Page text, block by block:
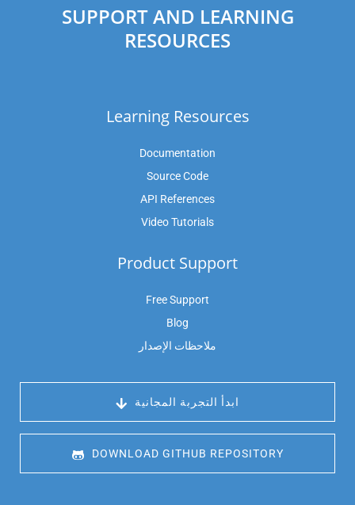
SUPPORT AND LEARNING
RESOURCES
Learning Resources
Documentation
Source Code
API References
Video Tutorials
Product Support
Free Support
Blog
ملاحظات الإصدار
ابدأ التجربة المجانية
DOWNLOAD GITHUB REPOSITORY